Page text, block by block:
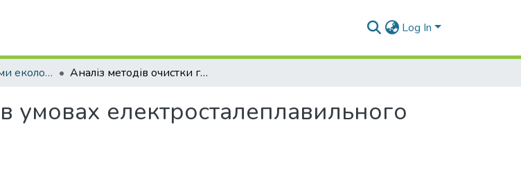
Log In
Галузеві прoблеми екoлoгічнoї безпеки Аналіз методів очистки газів в умовах електросталеплавильного виробництва
умовах електросталеплавильного